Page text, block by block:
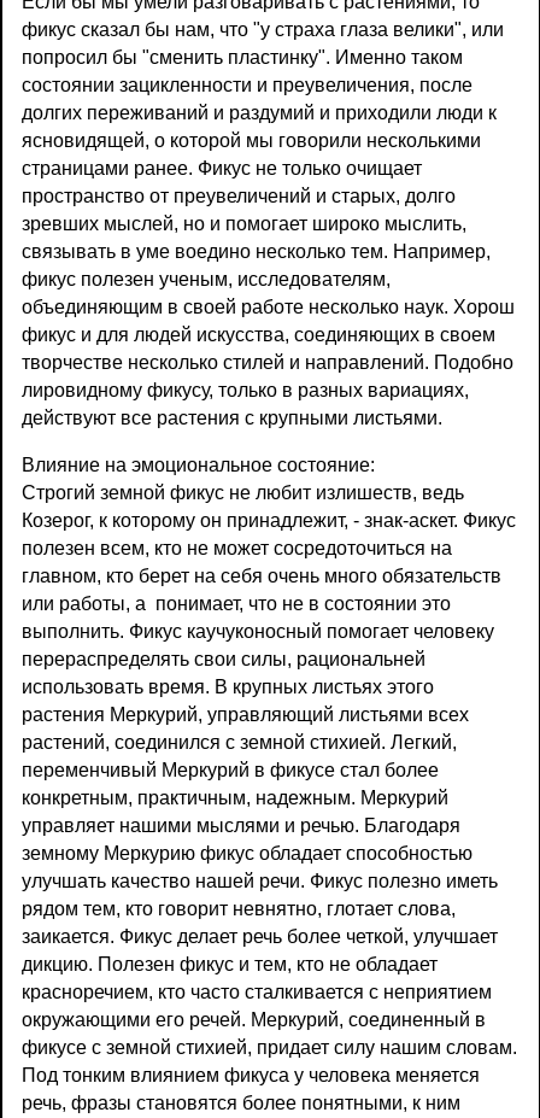
фикус сказал бы нам, что "у страха глаза велики", или
попросил бы "сменить пластинку". Именно таком
состоянии зацикленности и преувеличения, после
долгих переживаний и раздумий и приходили люди к
ясновидящей, о которой мы говорили несколькими
страницами ранее. Фикус не только очищает
пространство от преувеличений и старых, долго
зревших мыслей, но и помогает широко мыслить,
связывать в уме воедино несколько тем. Например,
фикус полезен ученым, исследователям,
объединяющим в своей работе несколько наук. Хорош
фикус и для людей искусства, соединяющих в своем
творчестве несколько стилей и направлений. Подобно
лировидному фикусу, только в разных вариациях,
действуют все растения с крупными листьями.
Влияние на эмоциональное состояние:
Строгий земной фикус не любит излишеств, ведь
Козерог, к которому он принадлежит, - знак-аскет. Фикус
полезен всем, кто не может сосредоточиться на
главном, кто берет на себя очень много обязательств
или работы, а понимает, что не в состоянии это
выполнить. Фикус каучуконосный помогает человеку
перераспределять свои силы, рациональней
использовать время. В крупных листьях этого
растения Меркурий, управляющий листьями всех
растений, соединился с земной стихией. Легкий,
переменчивый Меркурий в фикусе стал более
конкретным, практичным, надежным. Меркурий
управляет нашими мыслями и речью. Благодаря
земному Меркурию фикус обладает способностью
улучшать качество нашей речи. Фикус полезно иметь
рядом тем, кто говорит невнятно, глотает слова,
заикается. Фикус делает речь более четкой, улучшает
дикцию. Полезен фикус и тем, кто не обладает
красноречием, кто часто сталкивается с неприятием
окружающими его речей. Меркурий, соединенный в
фикусе с земной стихией, придает силу нашим словам.
Под тонким влиянием фикуса у человека меняется
речь, фразы становятся более понятными, к ним